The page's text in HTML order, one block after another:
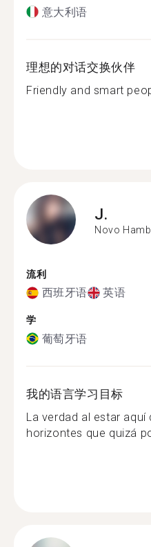
意大利语
理想的对话交换伙伴
Friendly and smart
J.
Novo
流利
西班牙语 英语
学
葡萄牙语
我的语言学习目标
La verdad al estar aquí
horizontes que quizá